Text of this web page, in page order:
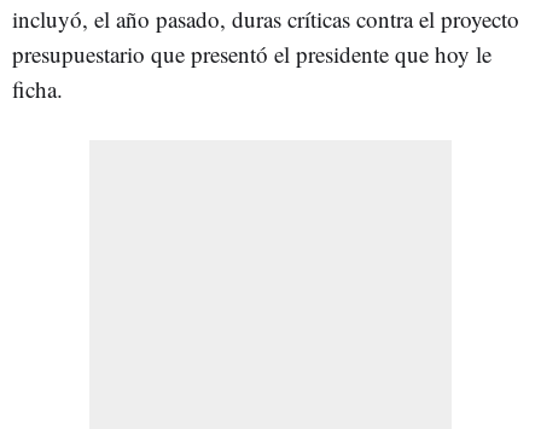
incluyó, el año pasado, duras críticas contra el proyecto
presupuestario que presentó el presidente que hoy le
ficha.